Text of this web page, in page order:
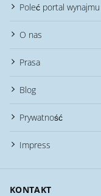
Poleć portal
O nas
Prasa
Blog
Prywatność
Impress
KONTAKT